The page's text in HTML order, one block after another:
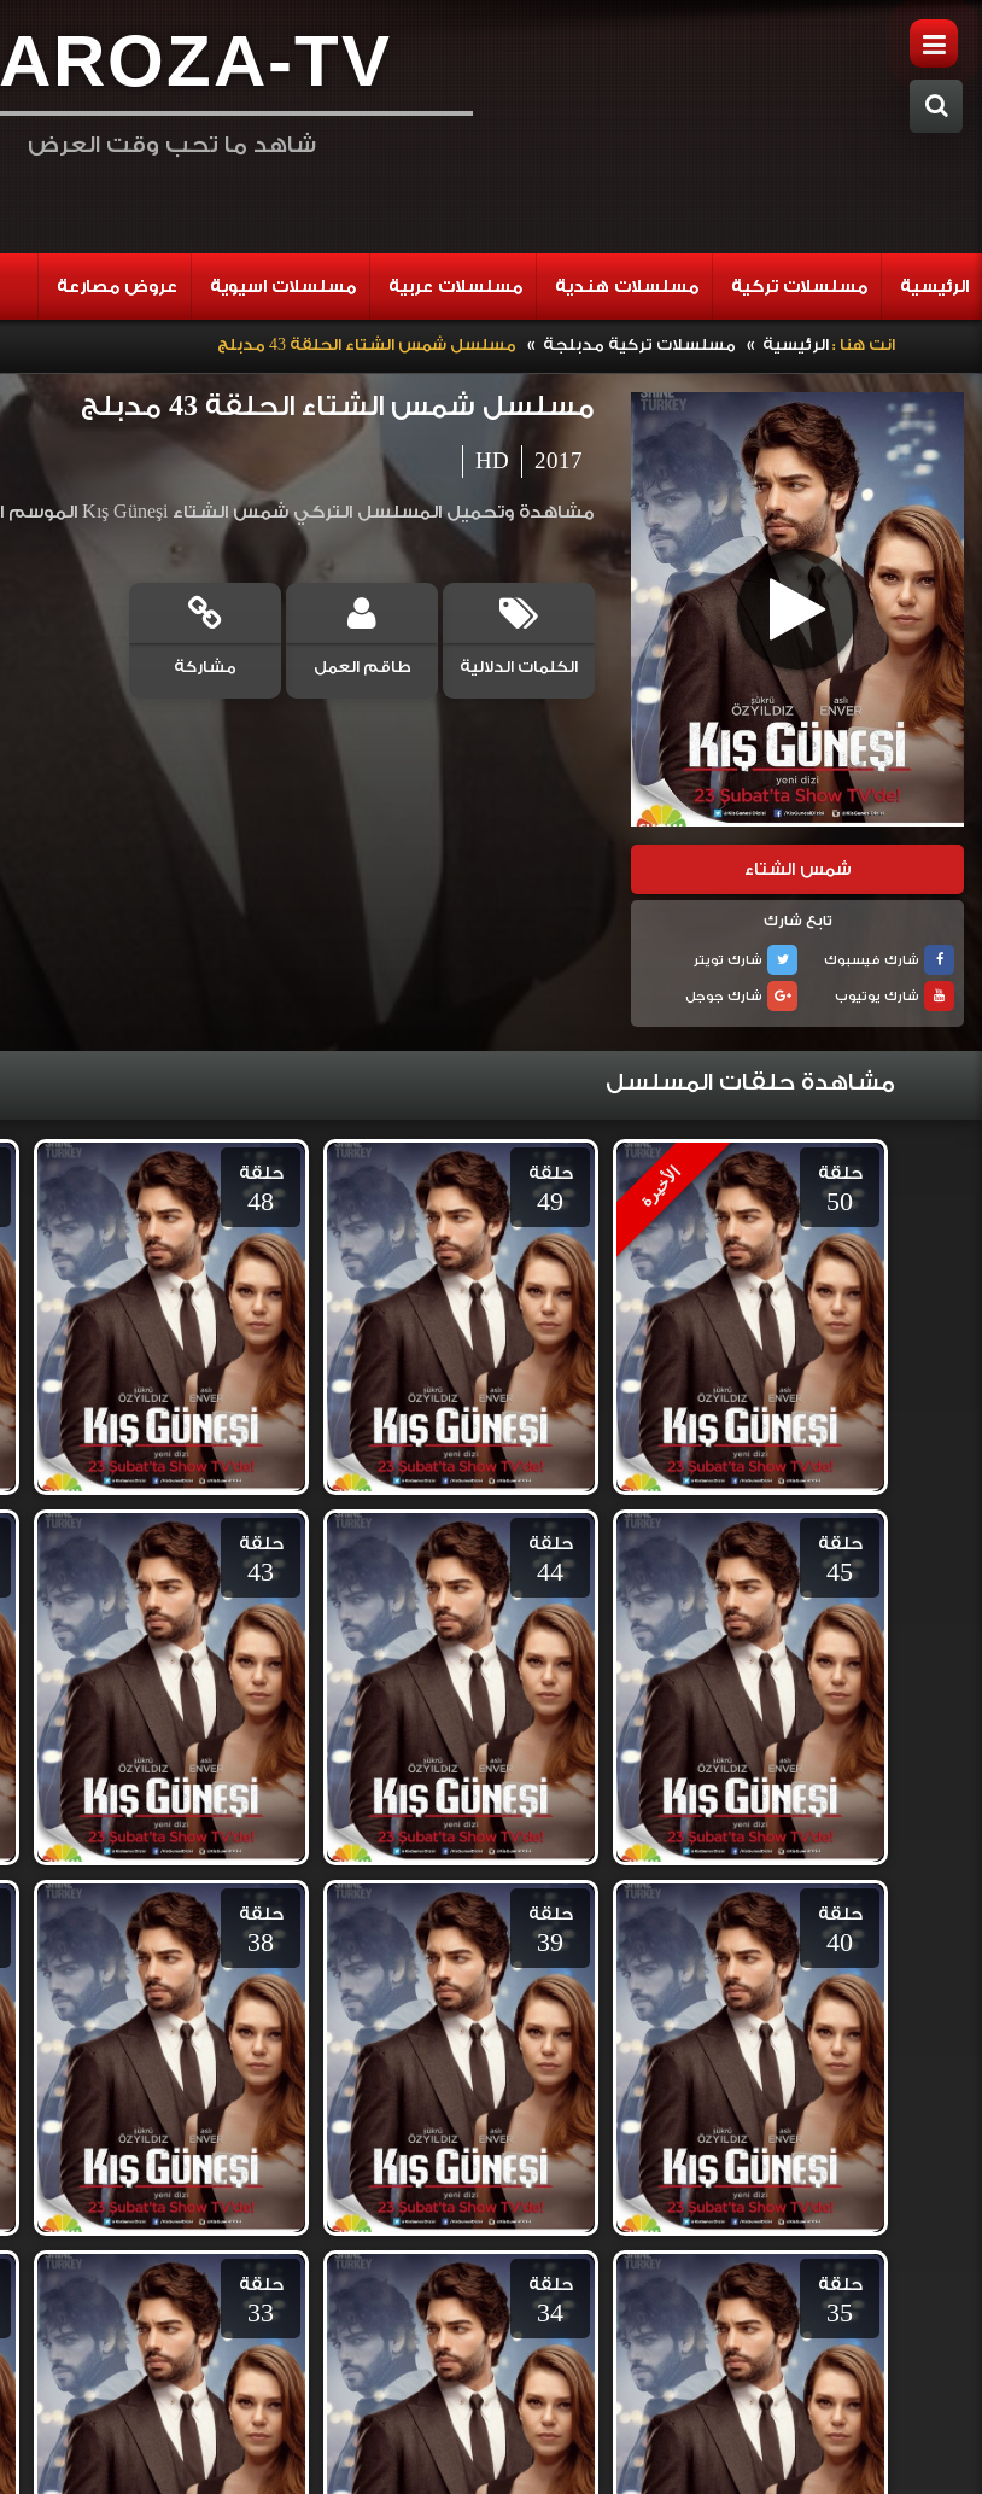
AROZA-TV
شاهد ما تحب وقت العرض
الرئيسية مسلسلات تركية مسلسلات هندية مسلسلات عربية مسلسلات اسيوية عروض مصارعة
انت هنا :الرئيسية » مسلسلات تركية مدبلجة » مسلسل شمس الشتاء الحلقة 43 مدبلج
شمس الشتاء
تابع شارك
شارك فيسبوك
شارك تويتر
شارك يوتيوب
شارك جوجل
مسلسل شمس الشتاء الحلقة 43 مدبلج
2017
HD
مشاهدة وتحميل المسلسل التركي شمس الشتاء Kış Güneşi الموسم الاول مدبلج بجودة HD اون لاين وتحميل مباشر
الكلمات الدلالية طاقم العمل مشاركة
مشاهدة حلقات المسلسل
الأخيرة حلقة
50
حلقة
49
حلقة
48
حلقة
45
حلقة
44
حلقة
43
حلقة
40
حلقة
39
حلقة
38
حلقة
35
حلقة
34
حلقة
33